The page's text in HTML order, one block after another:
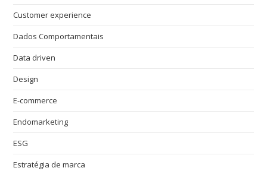
Customer experience
Dados Comportamentais
Data driven
Design
E-commerce
Endomarketing
ESG
Estratégia de marca